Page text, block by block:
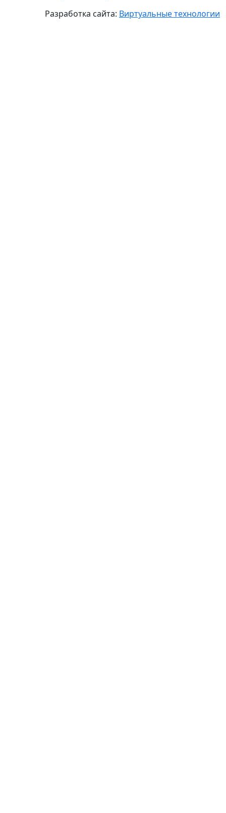
Разработка сайта: Виртуальные технологии